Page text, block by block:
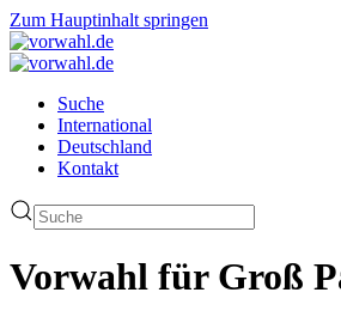
Zum Hauptinhalt springen
Suche
International
Deutschland
Kontakt
Vorwahl für Groß